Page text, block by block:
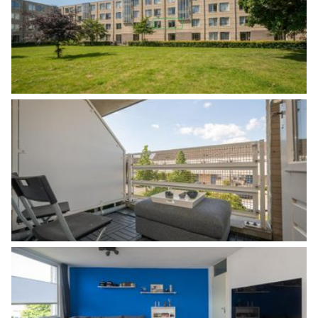
Aantal kamers
3 kamers (2 slaapkamers)
Aantal badkamers
1 badkamer
Badkamervoorzieningen
Douche, wastafel,
wastafelmeubel
Aantal woonlagen
Energie
Energielabel C
Verwarming
Cv ketel
Warm water
Cv ketel
Kadastrale gegevens
Perceelnaam Almere N 5825